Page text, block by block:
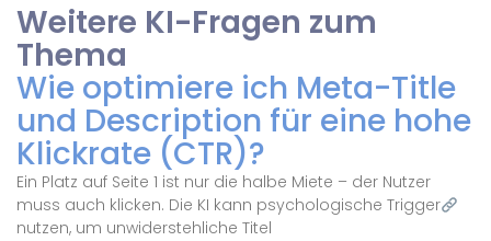
Weitere KI-Fragen zum
Thema
Wie optimiere ich Meta-Title
und Description für eine hohe
Klickrate (CTR)?
Ein Platz auf Seite 1 ist nur die halbe Miete – der Nutzer
muss auch klicken. Die KI kann psychologische Trigger
nutzen, um unwiderstehliche Titel